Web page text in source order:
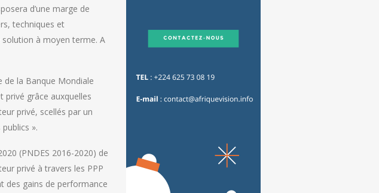
d’une marge de
techniques et
à moyen terme. A
de la Banque Mondiale
grâce auxquelles
privé, scellés par un
».
(PNDES 2016-2020) de
privé à travers les PPP
des gains de performance